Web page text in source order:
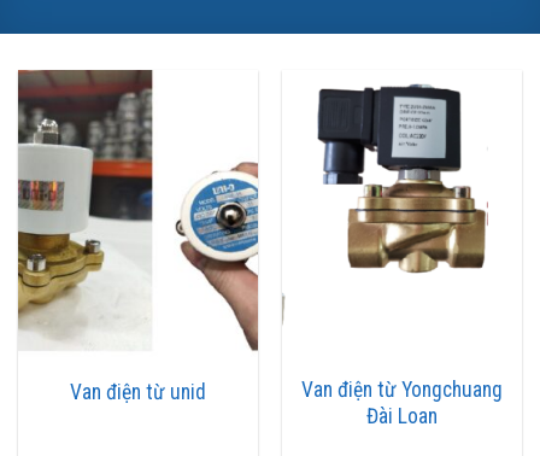
Van điện từ unid
Van điện từ Yongchuang
Đài Loan